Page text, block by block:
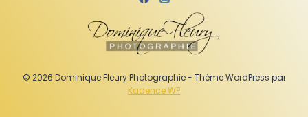
© 2026 Dominique Fleury Photographie - Thème WordPress par
Kadence WP